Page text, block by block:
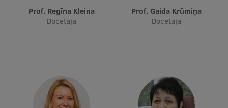
Starptautiskie sadarbības partneri
EURAXESS RSU kontaktpunkts
Prof. Regīna Kleina
Docētāja
Prof. Gaida Krūmiņa
Docētāja